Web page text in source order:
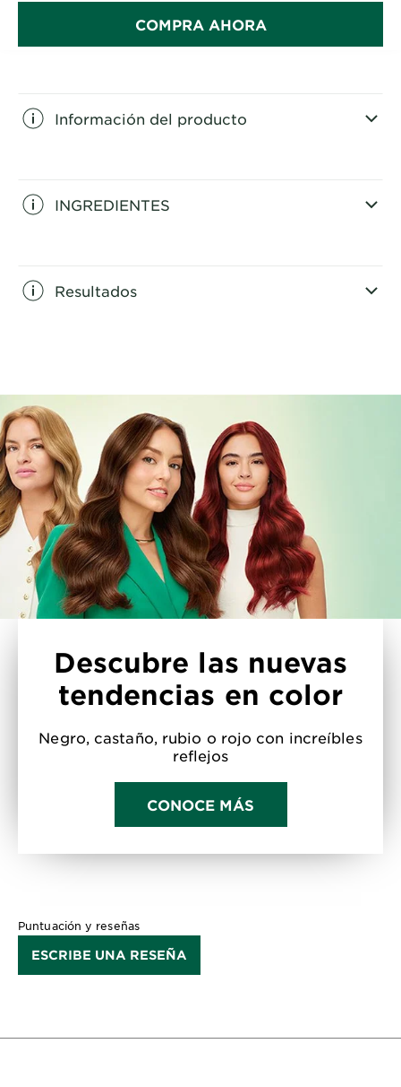
COMPRA AHORA
Información del producto
INGREDIENTES
Resultados
Descubre las nuevas
tendencias en color
Negro, castaño, rubio o rojo con increíbles
reflejos
CONOCE MÁS
Puntuación y reseñas
ESCRIBE UNA RESEÑA